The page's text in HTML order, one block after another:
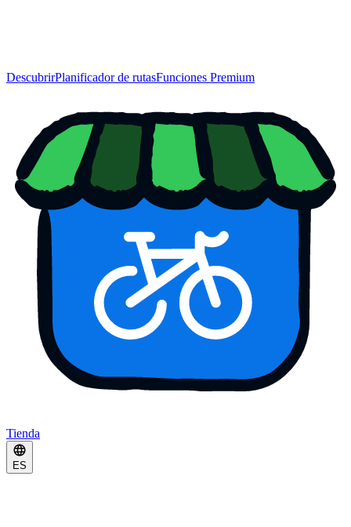
DescubrirPlanificador de rutasFunciones Premium
Tienda
ES